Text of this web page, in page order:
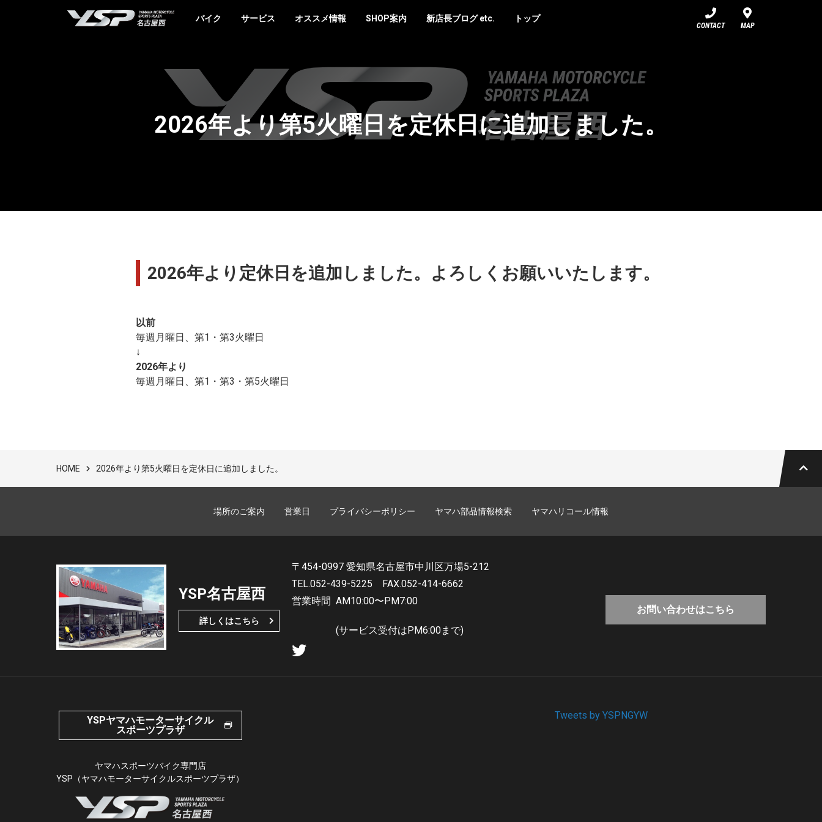
YSP名古屋西
バイク サービス オススメ情報 SHOP案内 新店長ブログ etc. トップ
CONTACT MAP
2026年より第5火曜日を定休日に追加しました。
2026年より定休日を追加しました。よろしくお願いいたします。
以前
毎週月曜日、第1・第3火曜日
↓
2026年より
毎週月曜日、第1・第3・第5火曜日
HOME 2026年より第5火曜日を定休日に追加しました。
場所のご案内 営業日 プライバシーポリシー ヤマハ部品情報検索 ヤマハリコール情報
YSP名古屋西
詳しくはこちら
〒454-0997 愛知県名古屋市中川区万場5-212
TEL.052-439-5225
FAX.052-414-6662
営業時間 AM10:00〜PM7:00
(サービス受付はPM6:00まで)
お問い合わせはこちら
YSPヤマハモーターサイクル
スポーツプラザ
ヤマハスポーツバイク専門店
YSP（ヤマハモーターサイクルスポーツプラザ）
Tweets by YSPNGYW